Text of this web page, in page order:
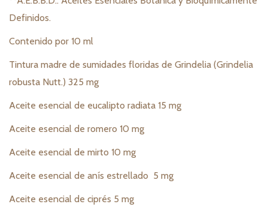
Definidos.
Contenido por 10 ml
Tintura madre de sumidades floridas de Grindelia (Grindelia
robusta Nutt.) 325 mg
Aceite esencial de eucalipto radiata 15 mg
Aceite esencial de romero 10 mg
Aceite esencial de mirto 10 mg
Aceite esencial de anís estrellado 5 mg
Aceite esencial de ciprés 5 mg